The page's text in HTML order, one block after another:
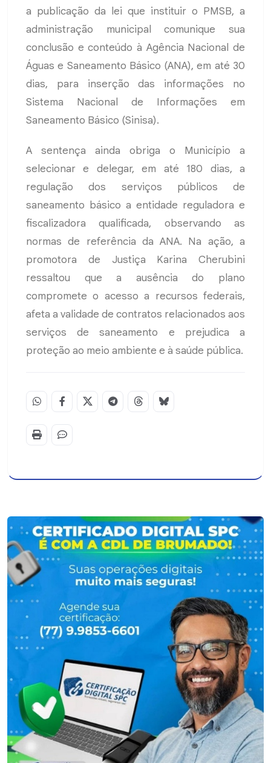
a publicação da lei que instituir o PMSB, a
administração municipal comunique sua
conclusão e conteúdo à Agência Nacional de
Águas e Saneamento Básico (ANA), em até 30
dias, para inserção das informações no
Sistema Nacional de Informações em
Saneamento Básico (Sinisa).
A sentença ainda obriga o Município a
selecionar e delegar, em até 180 dias, a
regulação dos serviços públicos de
saneamento básico a entidade reguladora e
fiscalizadora qualificada, observando as
normas de referência da ANA. Na ação, a
promotora de Justiça Karina Cherubini
ressaltou que a ausência do plano
compromete o acesso a recursos federais,
afeta a validade de contratos relacionados aos
serviços de saneamento e prejudica a
proteção ao meio ambiente e à saúde pública.